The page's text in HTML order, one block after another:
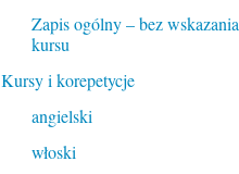
Zapis ogólny – bez wskazania
kursu
Kursy i korepetycje
angielski
włoski